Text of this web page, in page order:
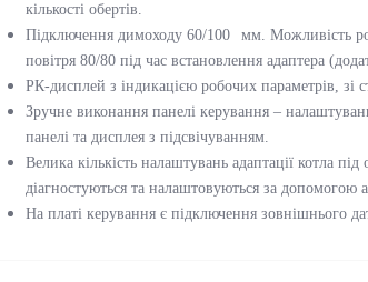
кількості обертів.
Підключення димоходу 60/100 мм. Можливість
повітря 80/80 під час встановлення адаптера
РК-дисплей з індикацією робочих параметрів,
Зручне виконання панелі керування –
панелі та дисплея з підсвічуванням.
Велика кількість налаштувань адаптації котла
діагностуються та налаштовуються за допомогою
На платі керування є підключення зовнішнього